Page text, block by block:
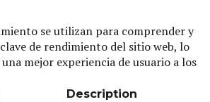
se utilizan para comprender y
de rendimiento del sitio web, lo
mejor experiencia de usuario a los
Description